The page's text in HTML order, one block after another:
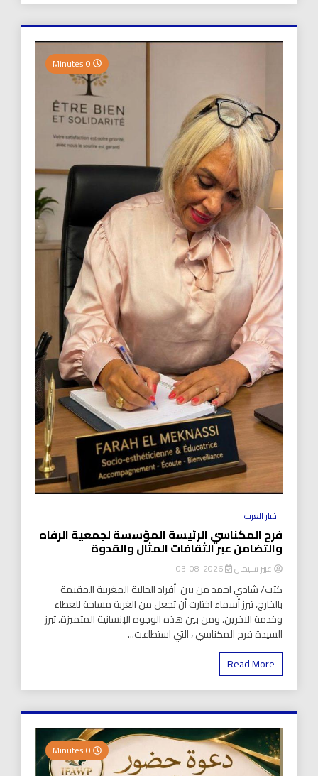
اخبار العرب
فرح المكناسي الرئيسة المؤسسة لجمعية الرفاه
والتضامن عبر الثقافات المثال والقدوة
عبير سليمان 2026-08-03
كتب/ شادي احمد من بين أفراد الجالية المغربية المقيمة
بالخارج، تبرز أسماء اختارت أن تجعل من الغربة مساحة للعطاء
وخدمة الآخرين، ومن بين هذه الوجوه الإنسانية المتميزة، تبرز
السيدة فرح المكناسي ، التي استطاعت...
Read More